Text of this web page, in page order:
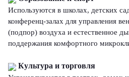
Используются в школах, детских
конференц-залах для управления
(подпор) воздуха и естественное
поддержания комфортного
Культура и торговля